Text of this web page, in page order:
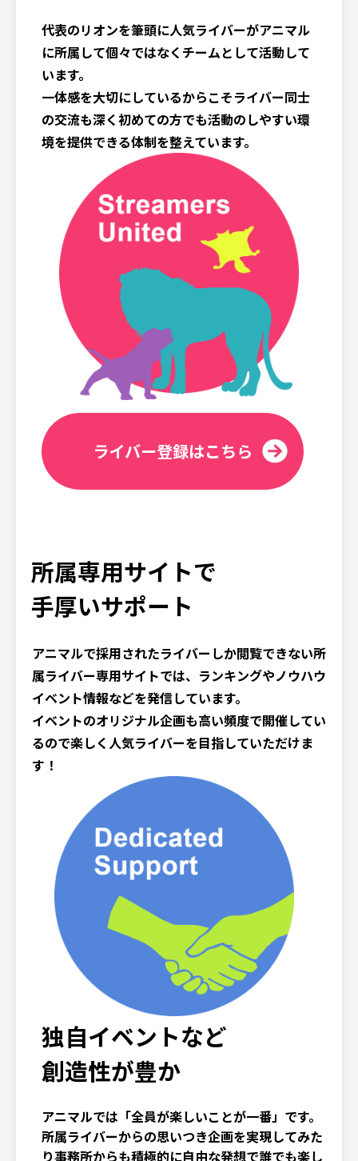
代表のリオンを筆頭に人気ライバーがアニマル
に所属して個々ではなくチームとして活動して
います。
一体感を大切にしているからこそライバー同士
の交流も深く初めての方でも活動のしやすい環
境を提供できる体制を整えています。
ライバー登録はこちら
所属専用サイトで
手厚いサポート
アニマルで採用されたライバーしか閲覧できない所
属ライバー専用サイトでは、ランキングやノウハウ
イベント情報などを発信しています。
イベントのオリジナル企画も高い頻度で開催してい
るので楽しく人気ライバーを目指していただけま
す！
独自イベントなど
創造性が豊か
アニマルでは「全員が楽しいことが一番」です。
所属ライバーからの思いつき企画を実現してみた
り事務所からも積極的に自由な発想で誰でも楽し